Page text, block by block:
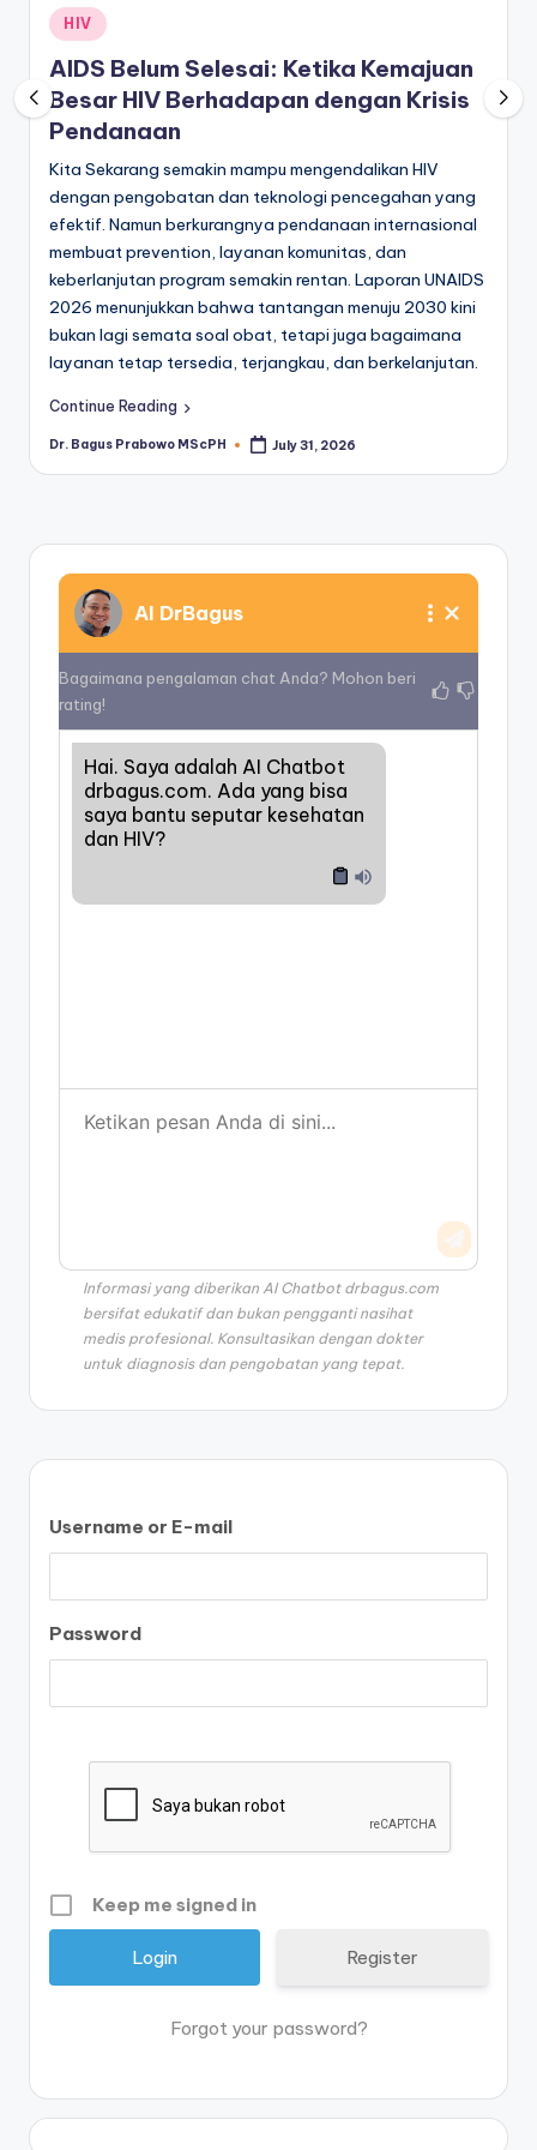
Posted
in
HIV
AIDS Belum Selesai: Ketika Kemajuan
Besar HIV Berhadapan dengan Krisis
Pendanaan
Kita Sekarang semakin mampu mengendalikan HIV
dengan pengobatan dan teknologi pencegahan yang
efektif. Namun berkurangnya pendanaan internasional
membuat prevention, layanan komunitas, dan
keberlanjutan program semakin rentan. Laporan UNAIDS
2026 menunjukkan bahwa tantangan menuju 2030 kini
bukan lagi semata soal obat, tetapi juga bagaimana
layanan tetap tersedia, terjangkau, dan berkelanjutan.
Continue Reading
Posted
Dr. Bagus Prabowo MScPH July 31, 2026
AI DrBagus
Bagaimana pengalaman chat Anda? Mohon beri
rating!
Hai. Saya adalah AI Chatbot
drbagus.com. Ada yang bisa
saya bantu seputar kesehatan
dan HIV?
Informasi yang diberikan AI Chatbot drbagus.com
bersifat edukatif dan bukan pengganti nasihat
medis profesional. Konsultasikan dengan dokter
untuk diagnosis dan pengobatan yang tepat.
Username or E-mail
Password
Keep me signed in
Register
Forgot your password?